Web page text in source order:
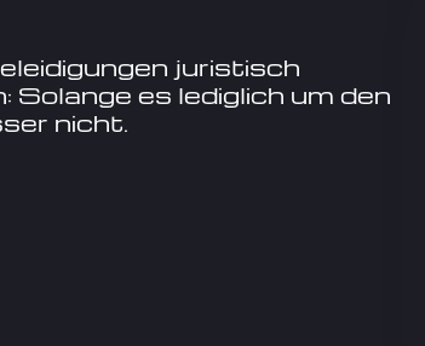
juristisch
Solange es lediglich um den
nicht.